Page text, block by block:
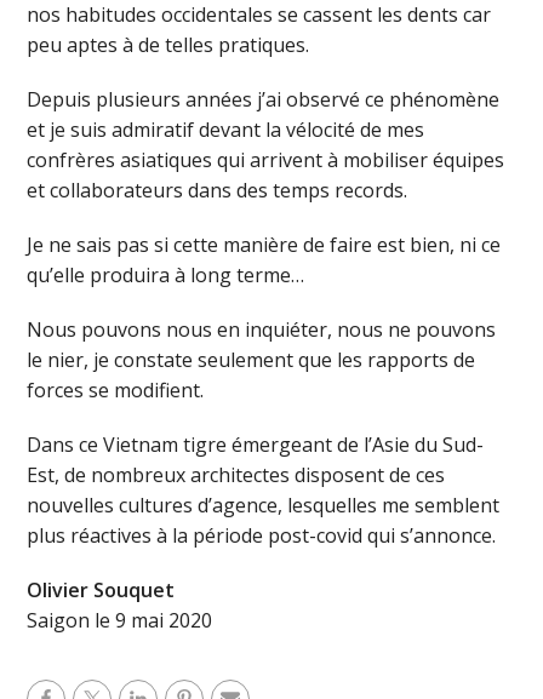
nos habitudes occidentales se cassent les dents car
peu aptes à de telles pratiques.
Depuis plusieurs années j’ai observé ce phénomène
et je suis admiratif devant la vélocité de mes
confrères asiatiques qui arrivent à mobiliser équipes
et collaborateurs dans des temps records.
Je ne sais pas si cette manière de faire est bien, ni ce
qu’elle produira à long terme…
Nous pouvons nous en inquiéter, nous ne pouvons
le nier, je constate seulement que les rapports de
forces se modifient.
Dans ce Vietnam tigre émergeant de l’Asie du Sud-
Est, de nombreux architectes disposent de ces
nouvelles cultures d’agence, lesquelles me semblent
plus réactives à la période post-covid qui s’annonce.
Olivier Souquet
Saigon le 9 mai 2020